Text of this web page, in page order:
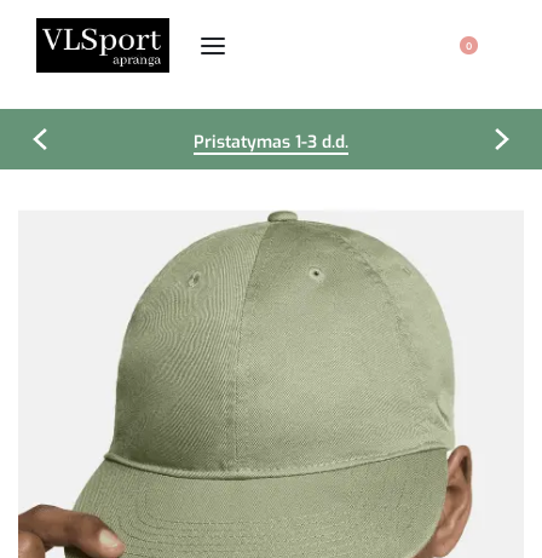
0
Pristatymas 1-3 d.d.